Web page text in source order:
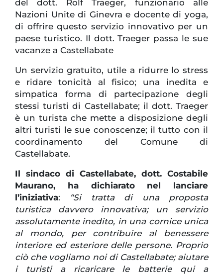
del dott. Rolf Traeger, funzionario alle
Nazioni Unite di Ginevra e docente di yoga,
di offrire questo servizio innovativo per un
paese turistico. Il dott. Traeger passa le sue
vacanze a Castellabate
Un servizio gratuito, utile a ridurre lo stress
e ridare tonicità al fisico; una inedita e
simpatica forma di partecipazione degli
stessi turisti di Castellabate; il dott. Traeger
è un turista che mette a disposizione degli
altri turisti le sue conoscenze; il tutto con il
coordinamento del Comune di
Castellabate.
Il sindaco di Castellabate, dott. Costabile
Maurano, ha dichiarato nel lanciare
l’iniziativa:
“Si tratta di una proposta
turistica davvero innovativa; un servizio
assolutamente inedito, in una cornice unica
al mondo, per contribuire al benessere
interiore ed esteriore delle persone. Proprio
ciò che vogliamo noi di Castellabate; aiutare
i turisti a ricaricare le batterie qui a